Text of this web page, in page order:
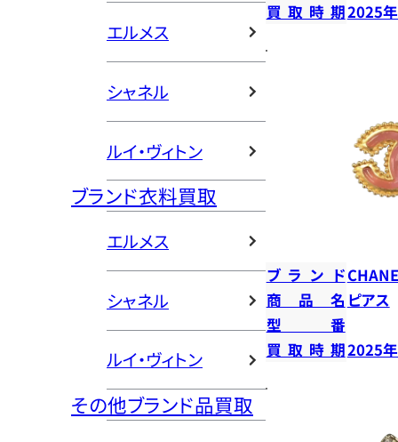
エルメス
シャネル
ルイ・ヴィトン
ブランド衣料買取
エルメス
シャネル
ルイ・ヴィトン
その他ブランド品買取
買取時期2025
ブランド
商品名 ピアス
型番
買取時期2025